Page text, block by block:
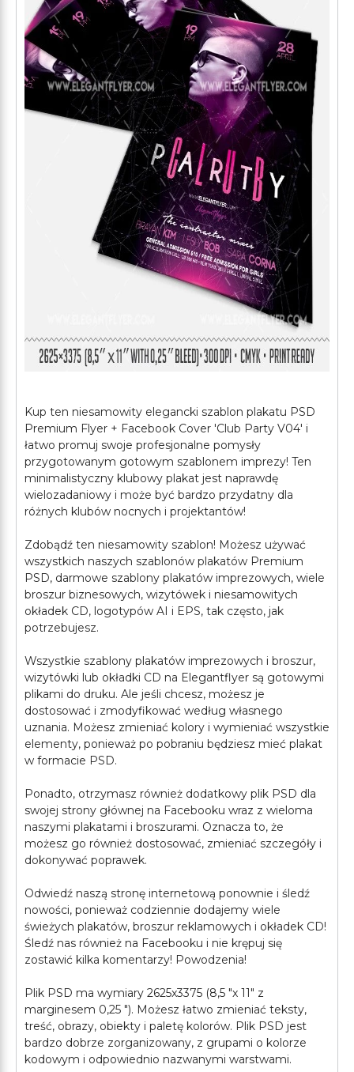
Kup ten niesamowity elegancki szablon plakatu PSD
Premium Flyer + Facebook Cover 'Club Party V04' i
łatwo promuj swoje profesjonalne pomysły
przygotowanym gotowym szablonem imprezy! Ten
minimalistyczny klubowy plakat jest naprawdę
wielozadaniowy i może być bardzo przydatny dla
różnych klubów nocnych i projektantów!
Zdobądź ten niesamowity szablon! Możesz używać
wszystkich naszych szablonów plakatów Premium
PSD, darmowe szablony plakatów imprezowych, wiele
broszur biznesowych, wizytówek i niesamowitych
okładek CD, logotypów AI i EPS, tak często, jak
potrzebujesz.
Wszystkie szablony plakatów imprezowych i broszur,
wizytówki lub okładki CD na Elegantflyer są gotowymi
plikami do druku. Ale jeśli chcesz, możesz je
dostosować i zmodyfikować według własnego
uznania. Możesz zmieniać kolory i wymieniać wszystkie
elementy, ponieważ po pobraniu będziesz mieć plakat
w formacie PSD.
Ponadto, otrzymasz również dodatkowy plik PSD dla
swojej strony głównej na Facebooku wraz z wieloma
naszymi plakatami i broszurami. Oznacza to, że
możesz go również dostosować, zmieniać szczegóły i
dokonywać poprawek.
Odwiedź naszą stronę internetową ponownie i śledź
nowości, ponieważ codziennie dodajemy wiele
świeżych plakatów, broszur reklamowych i okładek CD!
Śledź nas również na Facebooku i nie krępuj się
zostawić kilka komentarzy! Powodzenia!
Plik PSD ma wymiary 2625x3375 (8,5 "x 11" z
marginesem 0,25 "). Możesz łatwo zmieniać teksty,
treść, obrazy, obiekty i paletę kolorów. Plik PSD jest
bardzo dobrze zorganizowany, z grupami o kolorze